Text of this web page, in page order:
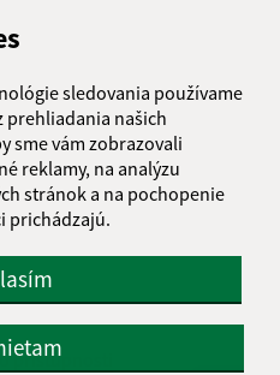
sledovania používame
prehliadania našich
sme vám zobrazovali
reklamy, na analýzu
stránok a na pochopenie
prichádzajú.
prístupnosti